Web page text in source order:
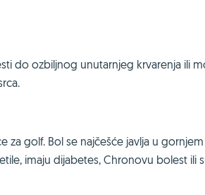
do ozbiljnog unutarnjeg krvarenja ili
golf. Bol se najčešće javlja u
imaju dijabetes, Chronovu bolest ili